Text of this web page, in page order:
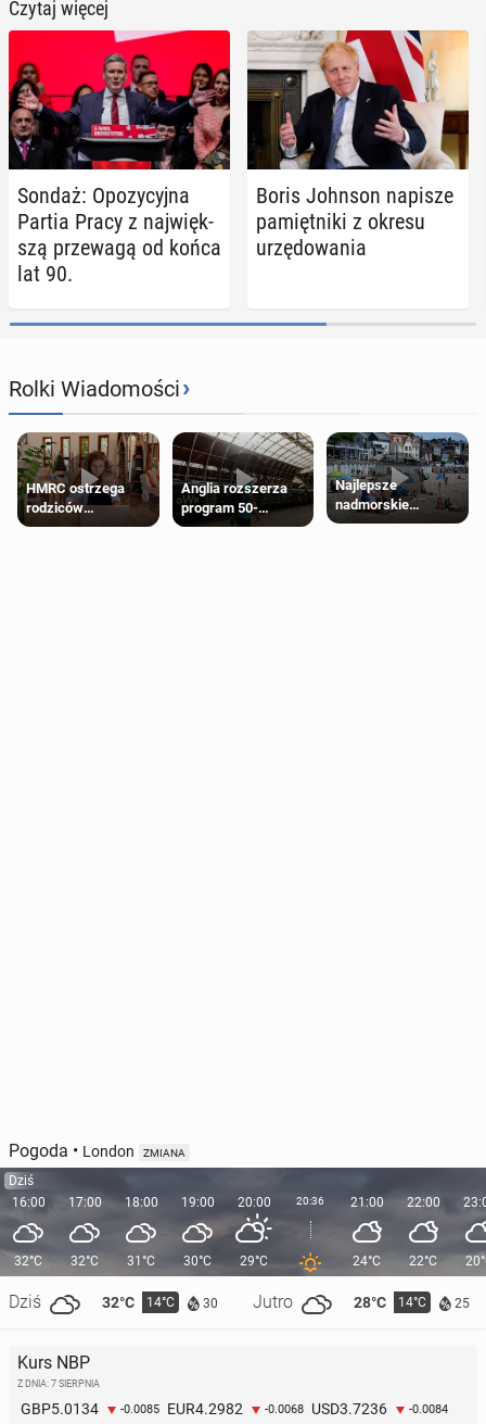
Czytaj więcej
Sondaż: Opo­zy­cyj­na
Partia Pracy z naj­więk­
szą prze­wa­gą od końca
lat 90.
Boris Johnson napisze
pa­mięt­ni­ki z okresu
urzę­do­wa­nia
Rolki Wiadomości›
HMRC ostrzega
rodziców
pobierających Child
Anglia rozszerza
program 50-
procentowych
Najlepsze
nadmorskie
miasteczko blisko
Pogoda • London ZMIANA
Dziś
16:00
32°C
Dziś 32°C 14°C 30 Jutro 28°C 14°C 25
17:00
32°C
18:00
31°C
19:00
30°C
20:00
29°C
20:36 21:00
24°C
22:00
22°C
Kurs NBP
Z DNIA: 7 SIERPNIA
GBP5.0134 -0.0085 EUR4.2982 -0.0068 USD3.7236 -0.0084